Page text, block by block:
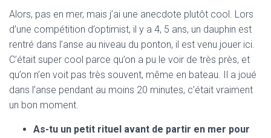
Alors, pas en mer, mais j’ai une anecdote plutôt cool. Lors
d’une compétition d’optimist, il y a 4, 5 ans, un dauphin est
rentré dans l’anse au niveau du ponton, il est venu jouer ici.
C’était super cool parce qu’on a pu le voir de très près, et
qu’on n’en voit pas très souvent, même en bateau. Il a joué
dans l’anse pendant au moins 20 minutes, c’était vraiment
un bon moment.
As-tu un petit rituel avant de partir en mer pour